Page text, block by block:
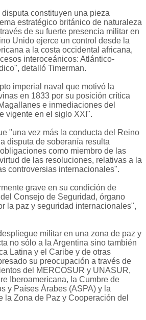
constituyen una pieza
estratégico británico de naturaleza
de su fuerte presencia militar en
Unido ejerce un control desde la
a la costa occidental africana,
interoceánicos: Atlántico-
detalló Timerman.
imperial naval que motivó la
en 1833 por su posición crítica
e inmediaciones del
vigente en el siglo XXI".
"una vez más la conducta del Reino
disputa de soberanía resulta
como miembro de las
de las resoluciones, relativas a la
controversias internacionales".
grave en su condición de
Consejo de Seguridad, órgano
la paz y seguridad internacionales",
militar en una zona de paz y
no sólo a la Argentina sino también
Latina y el Caribe y de otras
su preocupación a través de
del MERCOSUR y UNASUR,
Iberoamericana, la Cumbre de
y Países Árabes (ASPA) y la
la Zona de Paz y Cooperación del